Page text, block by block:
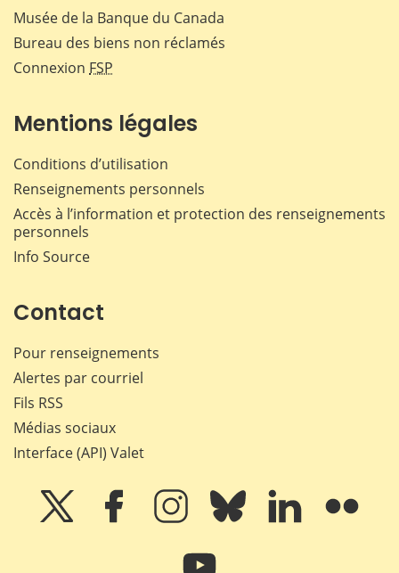
Musée de la Banque du Canada
Bureau des biens non réclamés
Connexion FSP
Mentions légales
Conditions d’utilisation
Renseignements personnels
Accès à l’information et protection des renseignements
personnels
Info Source
Contact
Pour renseignements
Alertes par courriel
Fils RSS
Médias sociaux
Interface (API) Valet